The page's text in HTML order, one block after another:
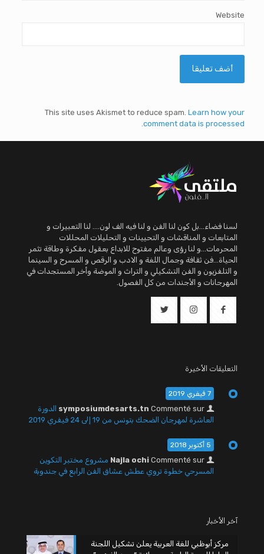
Website
This site uses Akismet to reduce spam. Learn how your
comment data is processed.
لسنا فضاء...بل كون لنا الفن و لنا فيه الف لون.... لنا التعبيرات و
المتابعات و المناقشات و التحيينات و التحليلات المحللات
المحرمات...و لنا رؤى وعالم مفتوح للابداع بعقول مفكرة وطاقة تثمر
الحياة...فن ثقافة وجمال اللغة و الادب و الرقص و المسرح و السينما
و التلفزيون و الفن التشكيلي و التراث و الموضة وأخر المستجدات في
المهرجانات و الأجندات من كل الفصول.
التعليقات الأخيرة
7 فيفري 2019
symposiumdesarts.tn Commenté sur
الدورة
العاشرة لمهرجان الضحك بتونس من 19 إلى 24 فيفري 2019
5 أكتوبر 2018
Najla ochi Commenté sur
مشروع مختبر التكوين
المسرحي خطوة تروي عطش عشاق الفن الرابع في جندوبة
آخر الأخبار
مركز أبوظبي للغة العربية يعلن تشكيل اللجنة